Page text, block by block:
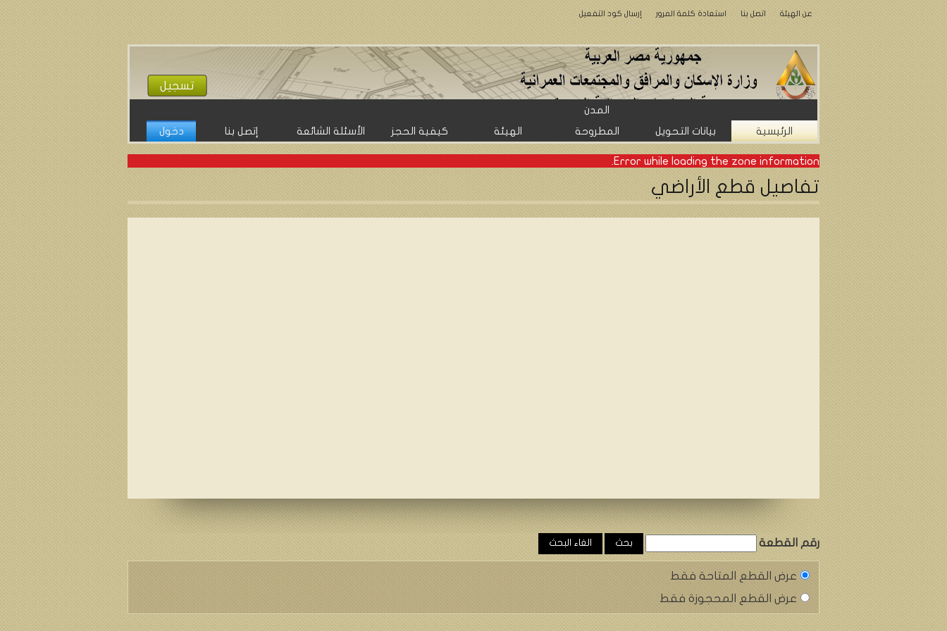
عن الهيئة اتصل بنا استعادة كلمة المرور إرسال كود التفعيل
تسجيل
الرئيسية بيانات التحويل
المدن
المطروحة
الهيئة كيفية الحجز الأسئلة الشائعة إتصل بنا دخول
Error while loading the zone information.
تفاصيل قطع الأراضي
رقم القطعة
عرض القطع المتاحة فقط
عرض القطع المحجوزة فقط